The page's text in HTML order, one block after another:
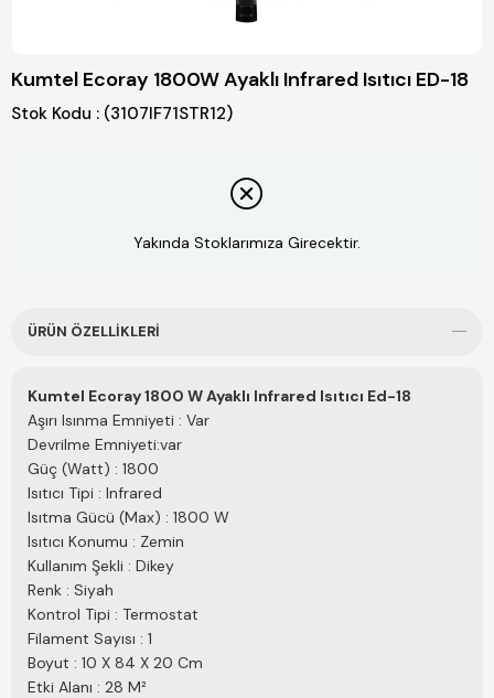
Kumtel Ecoray 1800W Ayaklı Infrared Isıtıcı ED-18
Stok Kodu (3107IF71STR12)
Yakında Stoklarımıza Girecektir.
ÜRÜN ÖZELLIKLERI
Kumtel Ecoray 1800 W Ayaklı Infrared Isıtıcı Ed-18
Aşırı Isınma Emniyeti : Var
Devrilme Emniyeti:var
Güç (Watt) : 1800
Isıtıcı Tipi : Infrared
Isıtma Gücü (Max) : 1800 W
Isıtıcı Konumu : Zemin
Kullanım Şekli : Dikey
Renk : Siyah
Kontrol Tipi : Termostat
Filament Sayısı : 1
Boyut : 10 X 84 X 20 Cm
Etki Alanı : 28 M²